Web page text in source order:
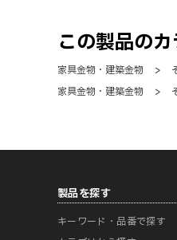
この製品のカ
家具金物・建築金物 >
家具金物・建築金物
>
製品を探す
キーワード・品番で探す